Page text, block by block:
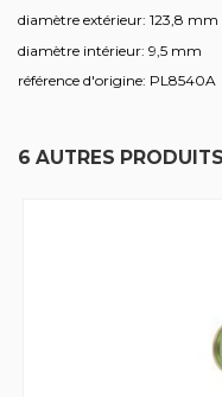
diamètre extérieur: 123,8 mm
diamètre intérieur: 9,5 mm
référence d'origine: PL8540A
6 AUTRES